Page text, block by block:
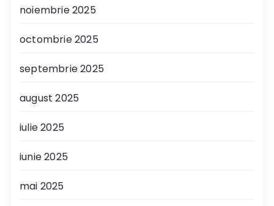
noiembrie 2025
octombrie 2025
septembrie 2025
august 2025
iulie 2025
iunie 2025
mai 2025